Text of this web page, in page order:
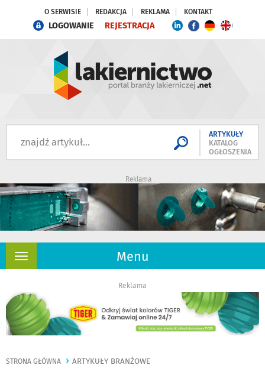
O SERWISIE REDAKCJA REKLAMA KONTAKT
LOGOWANIE REJESTRACJA
ARTYKUŁY
KATALOG
OGŁOSZENIA
Reklama
Menu
Rozwiń
Reklama
STRONA GŁÓWNA ARTYKUŁY BRANŻOWE